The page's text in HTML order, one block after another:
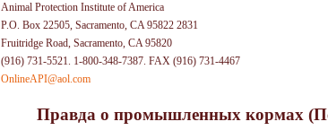
Animal Protection Institute of America
P.O. Box 22505, Sacramento, CA 95822 2831
Fruitridge Road, Sacramento, CA 95820
(916) 731-5521. 1-800-348-7387. FAX (916) 731-4467
OnlineAPI@aol.com
Правда о промышленных кормах